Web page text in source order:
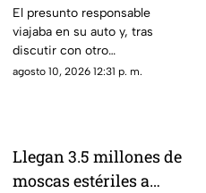
golpea un auto con un
bate en Anáhuac
El presunto responsable
viajaba en su auto y, tras
discutir con otro
automovilista, habría
agosto 10, 2026 12:31 p. m.
Llegan 3.5 millones de
moscas estériles a